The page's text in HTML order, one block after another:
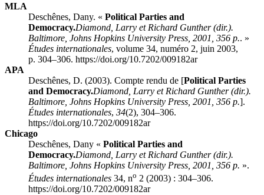
MLA
Deschênes, Dany. « Political Parties and
Democracy.Diamond , Larry et Richard Gunther(dir.).
Baltimore, Johns Hopkins University Press, 2001, 356 p.. »
Études internationales, volume 34, numéro 2, juin 2003,
p. 304–306. https://doi.org/10.7202/009182ar
APA
Deschênes, D. (2003). Compte rendu de [Political Parties
and Democracy.Diamond , Larry et Richard Gunther(dir.).
Baltimore, Johns Hopkins University Press, 2001, 356 p.].
Études internationales, 34(2), 304–306.
https://doi.org/10.7202/009182ar
Chicago
Deschênes, Dany « Political Parties and
Democracy.Diamond , Larry et Richard Gunther(dir.).
Baltimore, Johns Hopkins University Press, 2001, 356 p. ».
Études internationales 34, no 2 (2003) : 304–306.
https://doi.org/10.7202/009182ar